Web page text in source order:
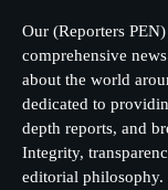
Our (Reporters
comprehensive
about the world
dedicated to
depth reports, and
Integrity,
editorial philosophy.